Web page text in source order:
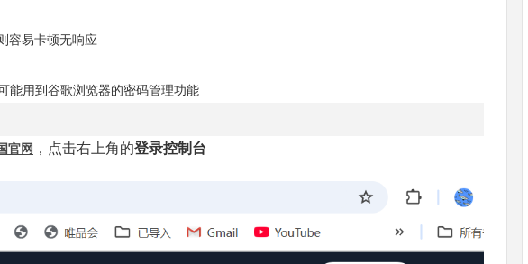
容易卡顿无响应
能用到谷歌浏览器的密码管理功能
官网 ，点击右上角的登录控制台